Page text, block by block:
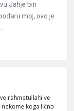
Jahje bin
moj, ovo je
rahmetullahi ve
koga lično